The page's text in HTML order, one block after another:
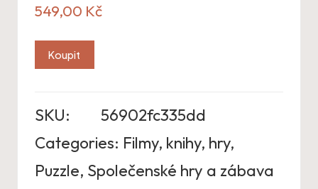
549,00 Kč
Koupit
SKU:
56902fc335dd
Categories: Filmy, knihy, hry,
Puzzle, Společenské hry a zábava